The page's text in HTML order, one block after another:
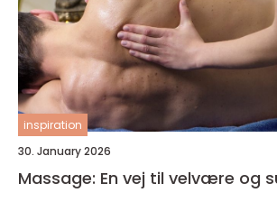
inspiration
30. January 2026
Massage: En vej til velvære og